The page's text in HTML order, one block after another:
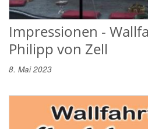
Impressionen -
Philipp von Zell
8. Mai 2023